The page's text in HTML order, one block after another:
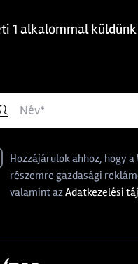
1 alkalommal
Hozzájárulok ahhoz, hogy
részemre gazdasági
valamint azAdatkezelési